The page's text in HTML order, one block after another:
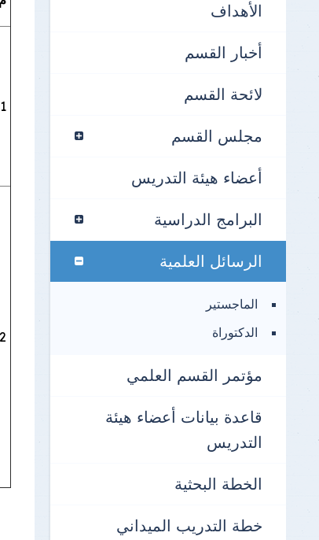
نتائج الأهداف
أخبار القسم
لائحة القسم
مجلس القسم
أعضاء هيئة التدريس
البرامج الدراسية
الرسائل العلمية
الماجستير
الدكتوراة
مؤتمر القسم العلمي
قاعدة بيانات أعضاء هيئة
التدريس
الخطة البحثية
خطة التدريب الميداني